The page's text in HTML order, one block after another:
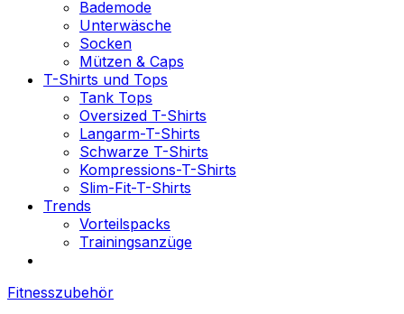
Bademode
Unterwäsche
Socken
Mützen & Caps
T-Shirts und Tops
Tank Tops
Oversized T-Shirts
Langarm-T-Shirts
Schwarze T-Shirts
Kompressions-T-Shirts
Slim-Fit-T-Shirts
Trends
Vorteilspacks
Trainingsanzüge
Fitnesszubehör